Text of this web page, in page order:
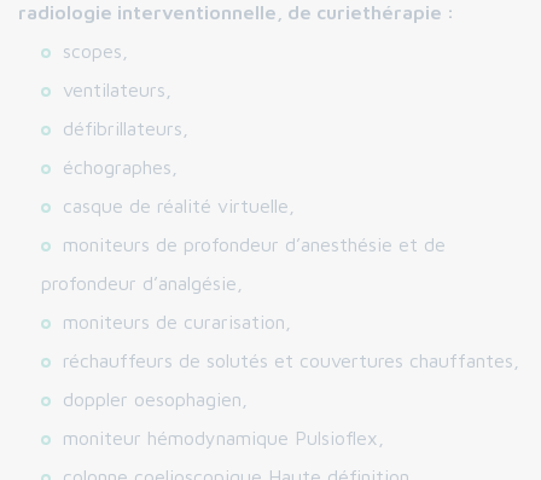
radiologie interventionnelle, de curiethérapie :
scopes,
ventilateurs,
défibrillateurs,
échographes,
casque de réalité virtuelle,
moniteurs de profondeur d’anesthésie et de
profondeur d’analgésie,
moniteurs de curarisation,
réchauffeurs de solutés et couvertures chauffantes,
doppler oesophagien,
moniteur hémodynamique Pulsioflex,